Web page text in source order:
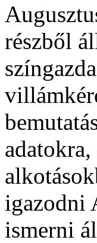
részből
igazodni
ismerni